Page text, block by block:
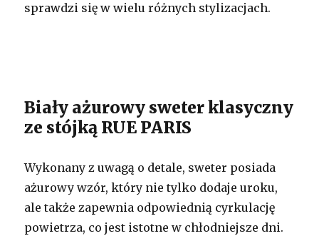
sprawdzi się w wielu różnych stylizacjach.
Biały ażurowy sweter klasyczny
ze stójką RUE PARIS
Wykonany z uwagą o detale, sweter posiada
ażurowy wzór, który nie tylko dodaje uroku,
ale także zapewnia odpowiednią cyrkulację
powietrza, co jest istotne w chłodniejsze dni.